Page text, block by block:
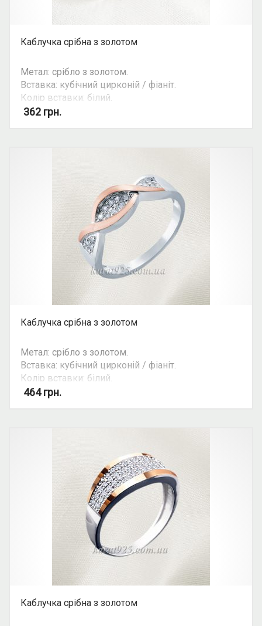
Каблучка срібна з золотом
Метал: срібло з золотом.
Вставка: кубічний цирконій / фіаніт.
Колір вставки: білий.
Можливість комплекту: так.
362 грн.
Каблучка срібна з золотом
Метал: срібло з золотом.
Вставка: кубічний цирконій / фіаніт.
Колір вставки: білий.
Вид: з росипом каміння.
464грн.
Каблучка срібна з золотом